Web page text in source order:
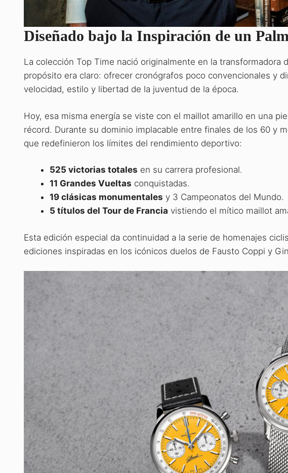
Diseñado bajo la Inspiración de un
La colección Top Time nació originalmente en la transformadora
propósito era claro: ofrecer cronógrafos poco convencionales y
velocidad, estilo y libertad de la juventud de la época.
Hoy, esa misma energía se viste con el maillot amarillo en una
récord. Durante su dominio implacable entre finales de los 60 y
que redefinieron los límites del rendimiento deportivo:
525 victorias totales en su carrera profesional.
11 Grandes Vueltas conquistadas.
19 clásicas monumentales y 3 Campeonatos del Mundo.
5 títulos del Tour de Francia vistiendo el mítico maillot
Esta edición especial da continuidad a la serie de homenajes
ediciones inspiradas en los icónicos duelos de Fausto Coppi y